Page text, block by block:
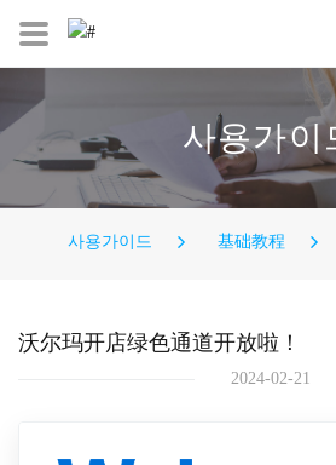
사용가이
사용가이드 基础教程
沃尔玛开店绿色通道开放啦！
2024-02-21